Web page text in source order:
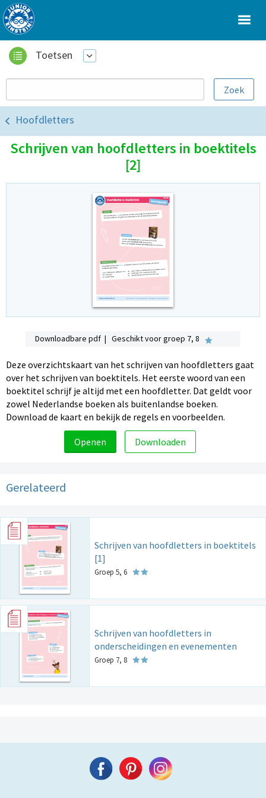
Toetsen
Hoofdletters
Schrijven van hoofdletters in boektitels
[2]
Downloadbare pdf | Geschikt voor groep 7, 8
Deze overzichtskaart van het schrijven van hoofdletters gaat
over het schrijven van boektitels. Het eerste woord van een
boektitel schrijf je altijd met een hoofdletter. Dat geldt voor
zowel Nederlandse boeken als buitenlandse boeken.
Download de kaart en bekijk de regels en voorbeelden.
Openen Downloaden
Gerelateerd
Schrijven van hoofdletters in boektitels
[1]
Groep 5, 6
Schrijven van hoofdletters in
onderscheidingen en evenementen
Groep 7, 8